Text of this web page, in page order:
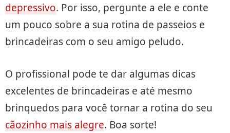
depressivo. Por isso, pergunte a ele e conte
um pouco sobre a sua rotina de passeios e
brincadeiras com o seu amigo peludo.
O profissional pode te dar algumas dicas
excelentes de brincadeiras e até mesmo
brinquedos para você tornar a rotina do seu
cãozinho mais alegre. Boa sorte!